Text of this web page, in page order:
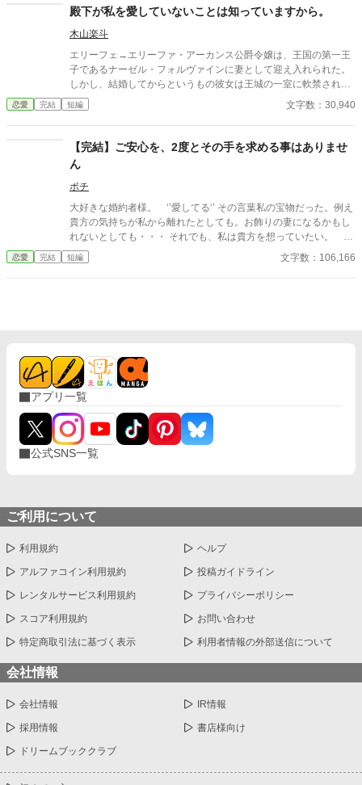
ら、嫌がらせがはじまってしまった。 しかも、婚約者や周囲の友
人たちまで巻き込むから大変。 どうやら私の評判を落として婚約
を破談にさせたいらしい。
殿下が私を愛していないことは知っていますから。
木山楽斗
エリーフェ→エリーファ・アーカンス公爵令嬢は、王国の第一王
子であるナーゼル・フォルヴァインに妻として迎え入れられた。
しかし、結婚してからというもの彼女は王城の一室に軟禁されて
いた。 夫であるナーゼル殿下は、私のことを愛していない。 危険
な存在である竜を宿した私のことを彼は軟禁しており、会いに来
な」 そのためそんな彼が初めて部屋を訪ねてきた時の発言に耳を
疑うことになった。 彼はまるで私に会いに来るつもりがあったよ
うなことを言ってきたからだ。 「いいえ、殿下が私を愛していな
いことは知っていますから」 そんなナーゼル様に対して私は思わ
ず嫌味のような言葉を返してしまった。 すると彼は、何故か悲し
そうな表情をしてくる。 その反応によって、私は益々訳がわから
なくなっていた。彼は確かに私を軟禁して会いに来なかった。そ
れなのにどうしてそんな反応をするのだろうか。
恋愛 完結 短編 文字数：30,940
【完結】ご安心を、2度とその手を求める事はありませ
ん
ポチ
大好きな婚約者様。 ‘’愛してる‘’ その言葉私の宝物だった。例え
貴方の気持ちが私から離れたとしても。お飾りの妻になるかもし
れないとしても・・・ それでも、私は貴方を想っていたい。 独
り過ごす刻もそれだけで幸せを感じられた。たった一つの希望
恋愛 完結 短編 文字数：106,166
アプリ一覧
公式SNS一覧
ご利用について
利用規約 ヘルプ
アルファコイン利用規約 投稿ガイドライン
レンタルサービス利用規約 プライバシーポリシー
スコア利用規約 お問い合わせ
特定商取引法に基づく表示 利用者情報の外部送信について
会社情報
会社情報 IR情報
採用情報 書店様向け
ドリームブッククラブ